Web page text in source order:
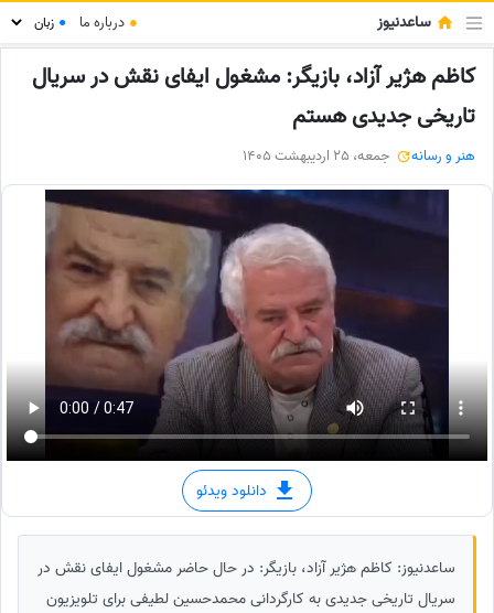
ساعدنیوز ● درباره ما ●
کاظم هژیر آزاد، بازیگر: مشغول ایفای نقش در سریال
تاریخی جدیدی هستم
هنر و رسانه جمعه، 25 اردیبهشت 1405
دانلود ویدئو
ساعدنیوز: کاظم هژیر آزاد، بازیگر: در حال حاضر مشغول ایفای نقش در
سریال تاریخی جدیدی به کارگردانی محمدحسین لطیفی برای تلویزیون